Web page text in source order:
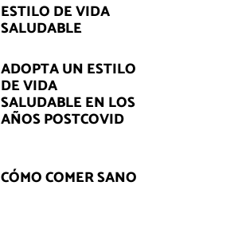
ESTILO DE VIDA
SALUDABLE
ADOPTA UN ESTILO
DE VIDA
SALUDABLE EN LOS
AÑOS POSTCOVID
CÓMO COMER SANO